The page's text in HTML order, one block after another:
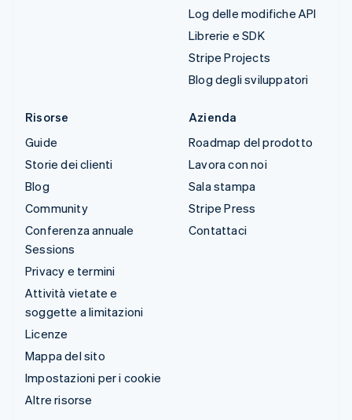
Log delle modifiche API
Librerie e SDK
Stripe Projects
Blog degli sviluppatori
Risorse
Guide
Storie dei clienti
Blog
Community
Conferenza annuale
Sessions
Privacy e termini
Attività vietate e
soggette a limitazioni
Licenze
Mappa del sito
Impostazioni per i cookie
Altre risorse
Azienda
Roadmap del prodotto
Lavora con noi
Sala stampa
Stripe Press
Contattaci